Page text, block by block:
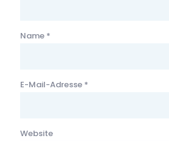
Name *
E-Mail-Adresse *
Website